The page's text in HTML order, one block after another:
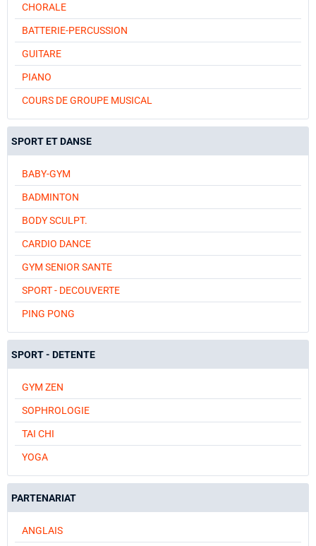
CHORALE
BATTERIE-PERCUSSION
GUITARE
PIANO
COURS DE GROUPE MUSICAL
SPORT ET DANSE
BABY-GYM
BADMINTON
BODY SCULPT.
CARDIO DANCE
GYM SENIOR SANTE
SPORT - DECOUVERTE
PING PONG
SPORT - DETENTE
GYM ZEN
SOPHROLOGIE
TAI CHI
YOGA
PARTENARIAT
ANGLAIS